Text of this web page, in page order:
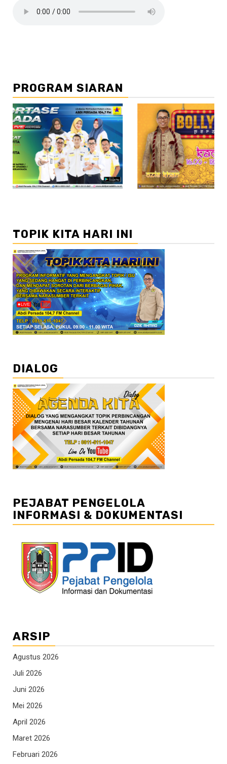
PROGRAM SIARAN
//2
TOPIK KITA HARI INI
DIALOG
PEJABAT PENGELOLA
INFORMASI & DOKUMENTASI
ARSIP
Agustus 2026
Juli 2026
Juni 2026
Mei 2026
April 2026
Maret 2026
Februari 2026